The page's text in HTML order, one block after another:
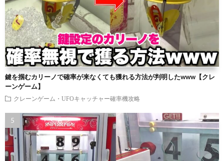
鍵を掴むカリーノで確率が来なくても獲れる方法が判明したwww【クレ
ーンゲーム】
クレーンゲーム・UFOキャッチャー確率機攻略